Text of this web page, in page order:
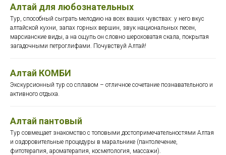
Алтай для любознательных
Тур, способный сыграть мелодию на всех ваших чувствах: у него вкус
алтайской кухни, запах горных вершин, звук национальных песен,
марсианские виды, а на ощупь он словно шероховатая скала, покрытая
загадочными петроглифами. Почувствуй Алтай!
Алтай КОМБИ
Экскурсионный тур со сплавом – отличное сочетание познавательного и
активного отдыха.
Алтай пантовый
Тур совмещает знакомство с топовыми достопримечательностями Алтая
и оздоровительные процедуры в маральнике (пантолечение,
фитотерапия, ароматерапия, косметология, массажи).